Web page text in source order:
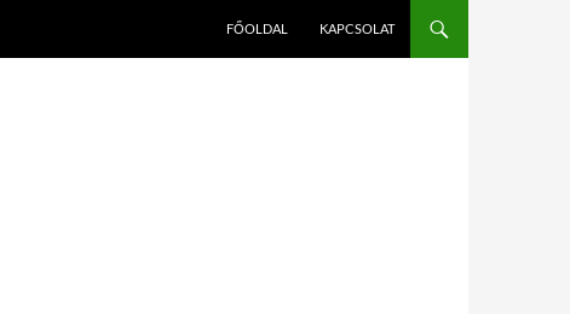
FŐOLDAL KAPCSOLAT